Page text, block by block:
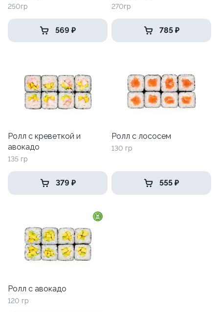
250гр
569 ₽
270гр
785 ₽
Ролл с креветкой и
авокадо
135 гр
379 ₽
Ролл с лососем
130 гр
555 ₽
Ролл с авокадо
120 гр